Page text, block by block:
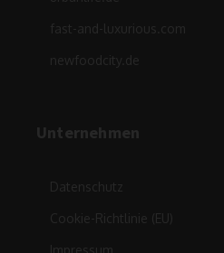
fast-and-luxurious.com
newfoodcity.de
Unternehmen
Datenschutz
Cookie-Richtlinie (EU)